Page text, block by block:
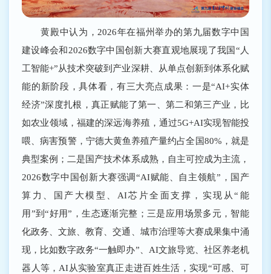
黄殿中认为，2026年在福州举办的第九届数字中国
建设峰会和2026数字中国创新大赛直观地展现了我国“人
工智能+”从技术突破到产业深耕、从单点创新到体系化赋
能的新阶段，具体看，有三大亮点成果：一是“AI+实体
经济”深度扎根，真正赋能了第一、第二和第三产业，比
如农业领域，福建的深远海养殖，通过5G+AI实现智能投
喂、病害预警，宁德大黄鱼养殖产量约占全国80%，就是
典型案例；二是国产技术体系成熟，自主可控成为主流，
2026数字中国创新大赛强调“AI赋能、自主领航”，国产
算力、国产大模型、AI芯片全面支撑，实现从“能
用”到“好用”，生态逐渐完整；三是应用场景多元，智能
化政务、文旅、教育、交通、城市治理等大赛成果集中涌
现，比如数字政务“一触即办”、AI文旅导览、社区养老机
器人等，AI从实验室真正走进百姓生活，实现“可感、可